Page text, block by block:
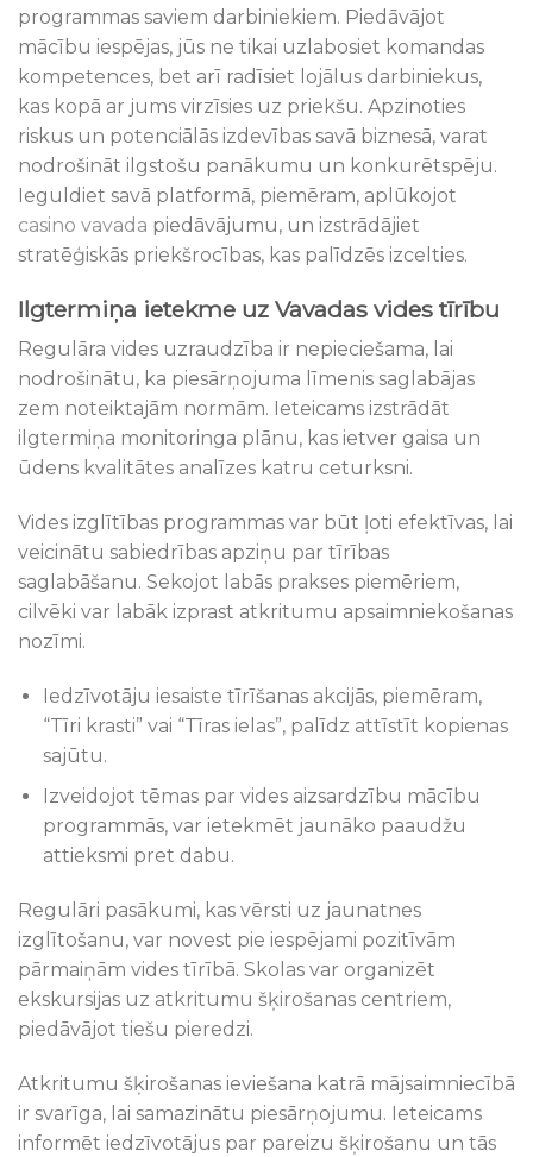
programmas saviem darbiniekiem. Piedāvājot
mācību iespējas, jūs ne tikai uzlabosiet komandas
kompetences, bet arī radīsiet lojālus darbiniekus,
kas kopā ar jums virzīsies uz priekšu. Apzinoties
riskus un potenciālās izdevības savā biznesā, varat
nodrošināt ilgstošu panākumu un konkurētspēju.
Ieguldiet savā platformā, piemēram, aplūkojot
casino vavada piedāvājumu, un izstrādājiet
stratēģiskās priekšrocības, kas palīdzēs izcelties.
Ilgtermiņa ietekme uz Vavadas vides tīrību
Regulāra vides uzraudzība ir nepieciešama, lai
nodrošinātu, ka piesārņojuma līmenis saglabājas
zem noteiktajām normām. Ieteicams izstrādāt
ilgtermiņa monitoringa plānu, kas ietver gaisa un
ūdens kvalitātes analīzes katru ceturksni.
Vides izglītības programmas var būt ļoti efektīvas, lai
veicinātu sabiedrības apziņu par tīrības
saglabāšanu. Sekojot labās prakses piemēriem,
cilvēki var labāk izprast atkritumu apsaimniekošanas
nozīmi.
Iedzīvotāju iesaiste tīrīšanas akcijās, piemēram,
“Tīri krasti” vai “Tīras ielas”, palīdz attīstīt kopienas
sajūtu.
Izveidojot tēmas par vides aizsardzību mācību
programmās, var ietekmēt jaunāko paaudžu
attieksmi pret dabu.
Regulāri pasākumi, kas vērsti uz jaunatnes
izglītošanu, var novest pie iespējami pozitīvām
pārmaiņām vides tīrībā. Skolas var organizēt
ekskursijas uz atkritumu šķirošanas centriem,
piedāvājot tiešu pieredzi.
Atkritumu šķirošanas ieviešana katrā mājsaimniecībā
ir svarīga, lai samazinātu piesārņojumu. Ieteicams
informēt iedzīvotājus par pareizu šķirošanu un tās